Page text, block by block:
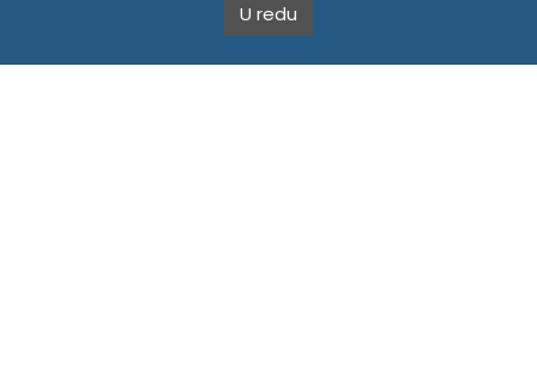
TEMPUS DOO BRATUNAC
Svetog Save bb, 75420 Bratunac, Bosna i Hercegovina
U redu